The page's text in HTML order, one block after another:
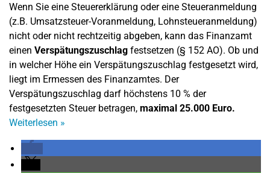
Wenn Sie eine Steuererklärung oder eine Steueranmeldung
(z.B. Umsatzsteuer-Voranmeldung, Lohnsteueranmeldung)
nicht oder nicht rechtzeitig abgeben, kann das Finanzamt
einen Verspätungszuschlag festsetzen (§ 152 AO). Ob und
in welcher Höhe ein Verspätungszuschlag festgesetzt wird,
liegt im Ermessen des Finanzamtes. Der
Verspätungszuschlag darf höchstens 10 % der
festgesetzten Steuer betragen, maximal 25.000 Euro.
Weiterlesen »